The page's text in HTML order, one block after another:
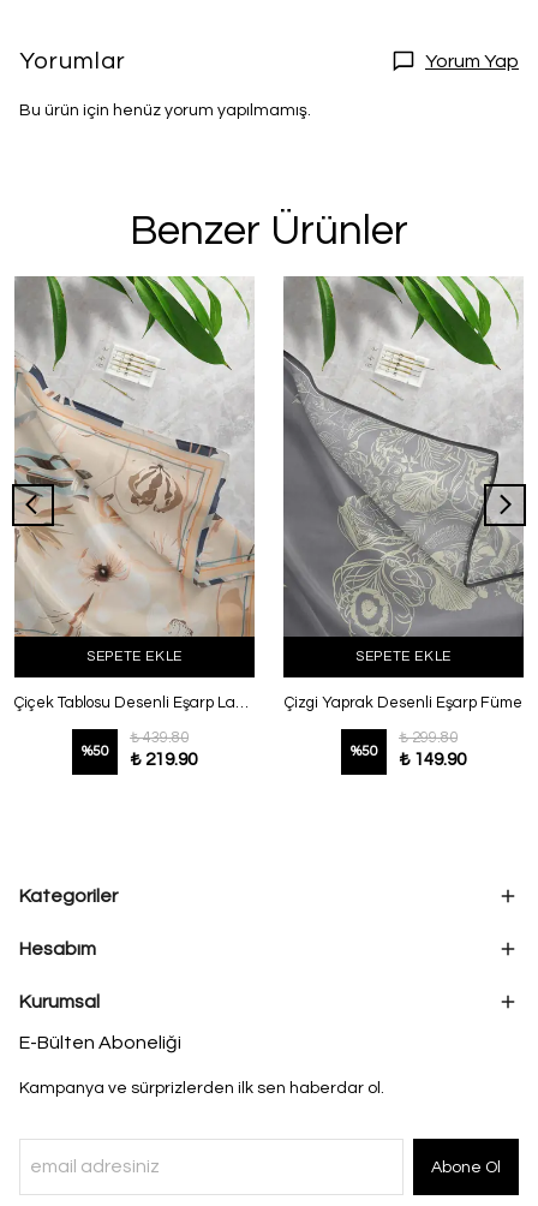
Yorumlar Yorum Yap
Bu ürün için henüz yorum yapılmamış.
Benzer Ürünler
SEPETE EKLE
Çiçek Tablosu Desenli Eşarp Lacivert Bej
%50
₺ 439.80
₺ 219.90
SEPETE EKLE
Çizgi Yaprak Desenli Eşarp Füme
%50
₺ 299.80
₺ 149.90
Kategoriler
Hesabım
Kurumsal
E-Bülten Aboneliği
Kampanya ve sürprizlerden ilk sen haberdar ol.
Abone Ol